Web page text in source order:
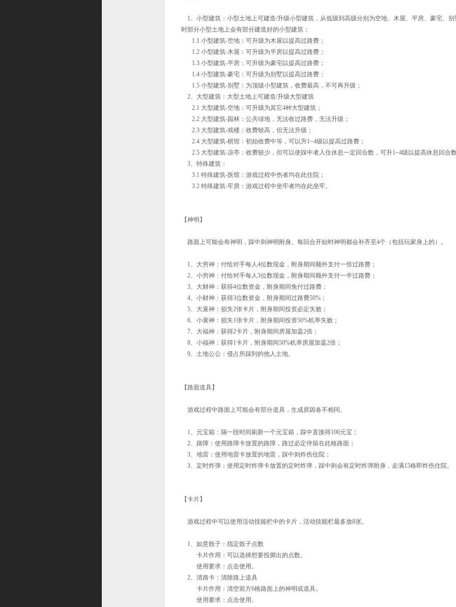
1、小型建筑：小型土地上可建造/升级小型建筑，从低级到高级分别为空地、木屋、平房、豪宅、别
时部分小型土地上会有部分建造好的小型建筑；
1.1 小型建筑-空地：可升级为木屋以提高过路费；
1.2 小型建筑-木屋：可升级为平房以提高过路费；
1.3 小型建筑-平房：可升级为豪宅以提高过路费；
1.4 小型建筑-豪宅：可升级为别墅以提高过路费；
1.5 小型建筑-别墅：为顶级小型建筑，收费最高，不可再升级；
2、大型建筑：大型土地上可建造/升级大型建筑
2.1 大型建筑-空地：可升级为其它4种大型建筑；
2.2 大型建筑-园林：公共绿地，无法收过路费，无法升级；
2.3 大型建筑-戏楼：收费较高，但无法升级；
2.4 大型建筑-棋馆：初始收费中等，可以升1~4级以提高过路费；
2.5 大型建筑-凉亭：收费较少，但可以使踩中者入住休息一定回合数，可升1~4级以提高休息回合数
3、特殊建筑：
3.1 特殊建筑-医馆：游戏过程中伤者均在此住院；
3.2 特殊建筑-牢房：游戏过程中坐牢者均在此坐牢。
【神明】
路面上可能会有神明，踩中则神明附身。每回合开始时神明都会补齐至4个（包括玩家身上的）。
1、大穷神：付给对手每人4位数现金，附身期间额外支付一倍过路费；
2、小穷神：付给对手每人3位数现金，附身期间额外支付一半过路费；
3、大财神：获得4位数资金，附身期间免付过路费；
4、小财神：获得3位数资金，附身期间过路费50%；
5、大衰神：损失2张卡片，附身期间投资必定失败；
6、小衰神：损失1张卡片，附身期间投资50%机率失败；
7、大福神：获得2卡片，附身期间房屋加盖2倍；
8、小福神：获得1卡片，附身期间50%机率房屋加盖2倍；
9、土地公公：侵占所踩到的他人土地。
【路面道具】
游戏过程中路面上可能会有部分道具，生成原因各不相同。
1、元宝箱：隔一段时间刷新一个元宝箱，踩中直接得100元宝；
2、路障：使用路障卡放置的路障，路过必定停留在此格路面；
3、地雷：使用地雷卡放置的地雷，踩中则炸伤住院；
3、定时炸弹：使用定时炸弹卡放置的定时炸弹，踩中则会有定时炸弹附身，走满15格即炸伤住院。
【卡片】
游戏过程中可以使用活动技能栏中的卡片，活动技能栏最多放8张。
1、如意骰子：指定骰子点数
卡片作用：可以选择想要投掷出的点数。
使用要求：点击使用。
2、清路卡：清除路上道具
卡片作用：清空前方6格路面上的神明或道具。
使用要求：点击使用。